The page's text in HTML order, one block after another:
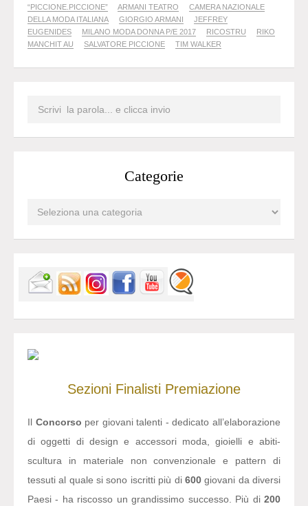
“PICCIONE.PICCIONE”
ARMANI TEATRO
CAMERA NAZIONALE
DELLA MODA ITALIANA
GIORGIO ARMANI
JEFFREY
EUGENIDES
MILANO MODA DONNA P/E 2017 RICOSTRU
RIKO
MANCHIT AU
SALVATORE PICCIONE TIM WALKER
Categorie
Sezioni Finalisti Premiazione
Il Concorso per giovani talenti - dedicato all’elaborazione
di oggetti di design e accessori moda, gioielli e abiti-
scultura in materiale non convenzionale e pattern di
tessuti al quale si sono iscritti più di 600giovani da diversi
Paesi - ha riscosso un grandissimo successo. Più di 200